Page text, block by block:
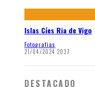
Islas Cíes Ria de Vigo
Fotografias
21/04/2024 2037
DESTACADO